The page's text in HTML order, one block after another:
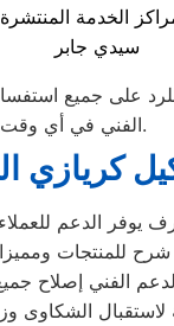
الخدمة
سيدي جابر
على جميع
الفني في أي وقت.
كريازي
يوفر الدعم
للمنتجات
الفني إصلاح جميع
ساعة لاستقبال